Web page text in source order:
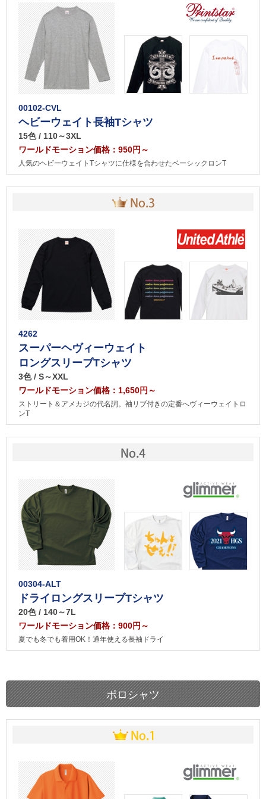
00102-CVL
ヘビーウェイト長袖Tシャツ
15色 / 110～3XL
ワールドモーション価格：950円～
人気のヘビーウェイトTシャツに仕様を合わせたベーシックロンT
4262
スーパーヘヴィーウェイト
ロングスリーブTシャツ
3色 / S～XXL
ワールドモーション価格：1,650円～
ストリート＆アメカジの代名詞。袖リブ付きの定番へヴィーウェイトロ
ンT
00304-ALT
ドライロングスリーブTシャツ
20色 / 140～7L
ワールドモーション価格：900円～
夏でも冬でも着用OK！通年使える長袖ドライ
ポロシャツ